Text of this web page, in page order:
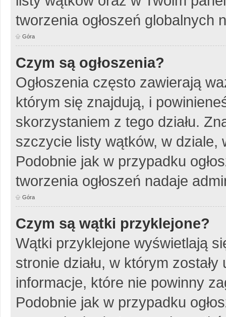
tworzenia ogłoszeń globalnych
Góra
Czym są ogłoszenia?
Ogłoszenia często zawierają
którym się znajdują, i
skorzystaniem z tego działu.
szczycie listy wątków, w dziale,
Podobnie jak w przypadku
tworzenia ogłoszeń nadaje
Góra
Czym są wątki przyklejone?
Wątki przyklejone wyświetlają
stronie działu, w którym
informacje, które nie powinny
Podobnie jak w przypadku